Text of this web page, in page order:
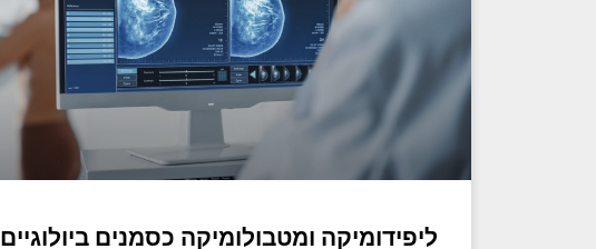
ליפידומיקה ומטבולומיקה כסמנים ביולוגיים